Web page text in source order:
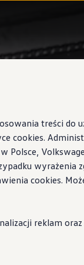
treści do
cookies.
Polsce,
wyrażenia
cookies.
reklam